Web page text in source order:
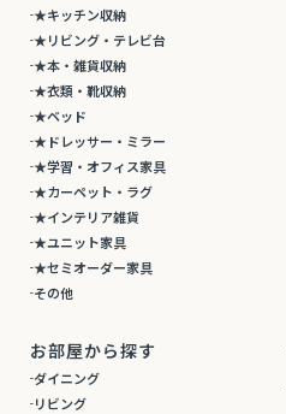
★キッチン収納
★リビング・テレビ台
★本・雑貨収納
★衣類・靴収納
★ベッド
★ドレッサー・ミラー
★学習・オフィス家具
★カーペット・ラグ
★インテリア雑貨
★ユニット家具
★セミオーダー家具
その他
お部屋から探す
ダイニング
リビング